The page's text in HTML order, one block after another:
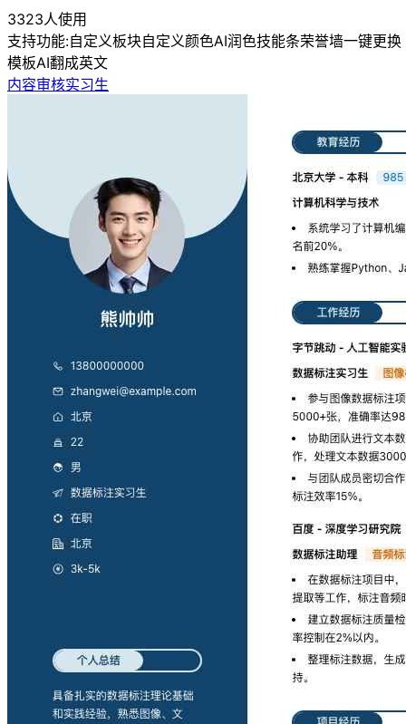
3323人使用
支持功能:自定义板块自定义颜色AI润色技能条荣誉墙一键更换
模板AI翻成英文
内容审核实习生